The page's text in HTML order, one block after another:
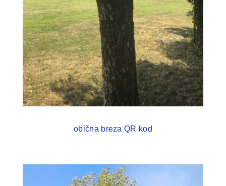
obična breza QR kod